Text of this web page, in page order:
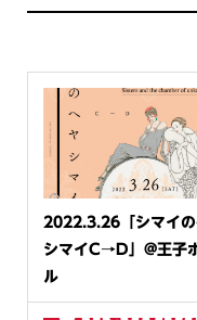
2022.3.26「シマイの
シマイC→D」​@王子
ル